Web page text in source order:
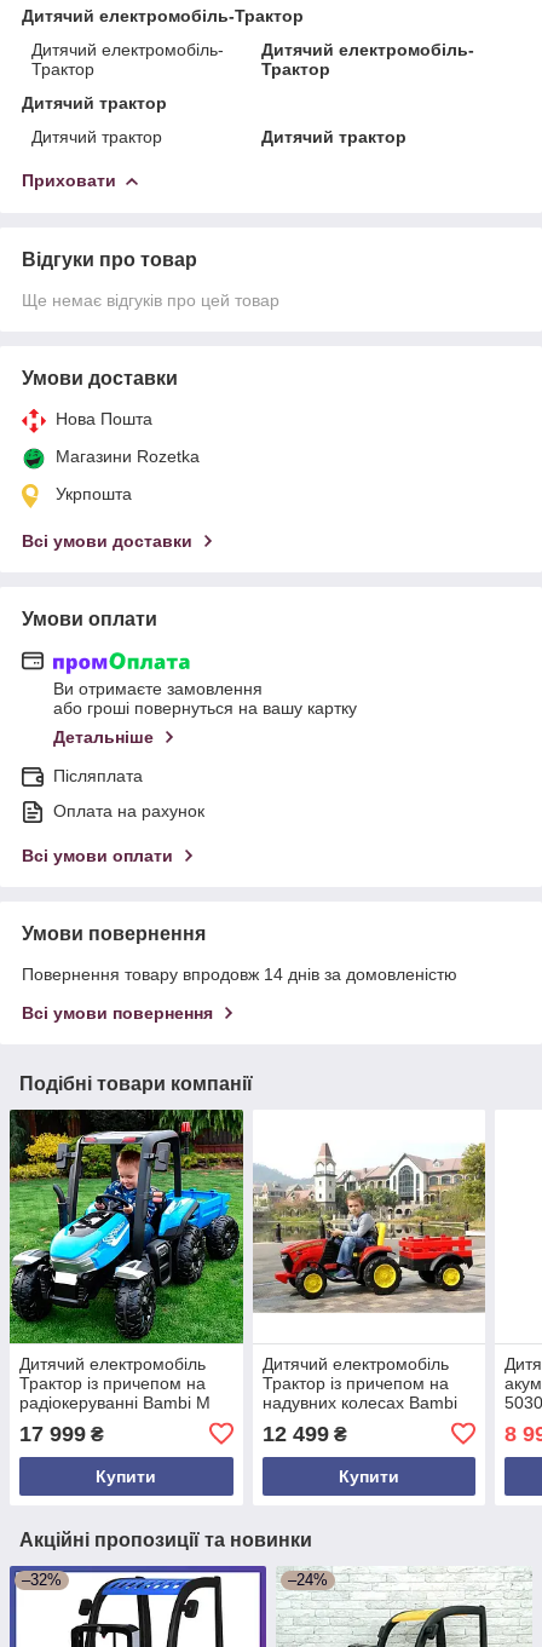
Дитячий електромобіль-Трактор
Дитячий електромобіль-
Трактор
Дитячий електромобіль-
Трактор
Дитячий трактор
Дитячий трактор
Дитячий трактор
Приховати
Відгуки про товар
Ще немає відгуків про цей товар
Умови доставки
Нова Пошта
Магазини Rozetka
Укрпошта
Всі умови доставки
Умови оплати
Ви отримаєте замовлення
або гроші повернуться на вашу картку
Детальніше
Післяплата
Оплата на рахунок
Всі умови оплати
Умови повернення
Повернення товару впродовж 14 днів за домовленістю
Всі умови повернення
Подібні товари компанії
Дитячий електромобіль
Трактор із причепом на
радіокеруванні Bambi M
17 999 ₴
Купити
Дитячий електромобіль
Трактор із причепом на
надувних колесах Bambi
12 499₴
Купити
3-8
8
Акційні пропозиції та новинки
–32% –24%